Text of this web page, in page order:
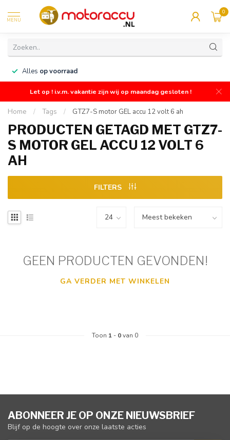
MENU
0
Alles op voorraad
Let op ! i.v.m. vakantie zijn wij op maandag gesloten !
Home / Tags / GTZ7-S motor GEL accu 12 volt 6 ah
PRODUCTEN GETAGD MET GTZ7-
S MOTOR GEL ACCU 12 VOLT 6
AH
FILTERS
GEEN PRODUCTEN GEVONDEN!
GA VERDER MET WINKELEN
Toon 1 - 0van 0
ABONNEER JE OP ONZE NIEUWSBRIEF
Blijf op de hoogte over onze laatste acties